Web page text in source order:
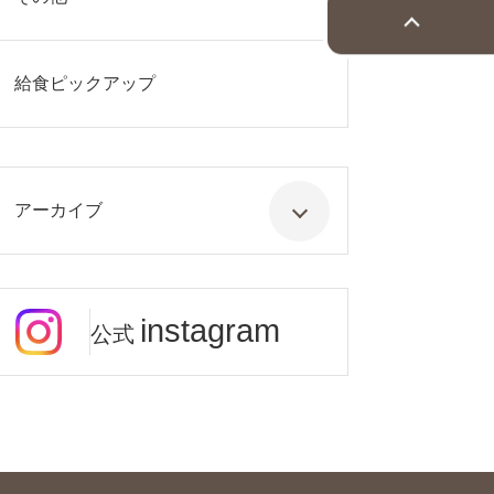
給食ピックアップ
アーカイブ
公式 instagram